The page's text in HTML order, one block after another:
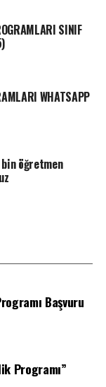
SINIF
WHATSAPP
bin öğretmen
Başvuru
Programı”